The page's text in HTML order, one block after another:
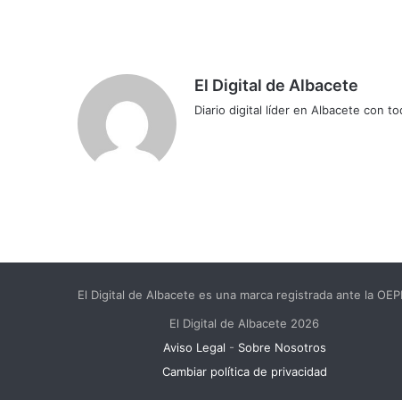
El Digital de Albacete
Diario digital líder en Albacete con
El Digital de Albacete es una marca registrada ante la
El Digital de Albacete 2026
Aviso Legal - Sobre Nosotros
Cambiar política de privacidad